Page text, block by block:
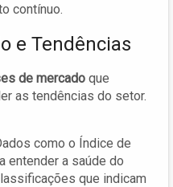
contínuo.
e Tendências
de mercado que
as tendências do setor.
como o Índice de
entender a saúde do
que indicam